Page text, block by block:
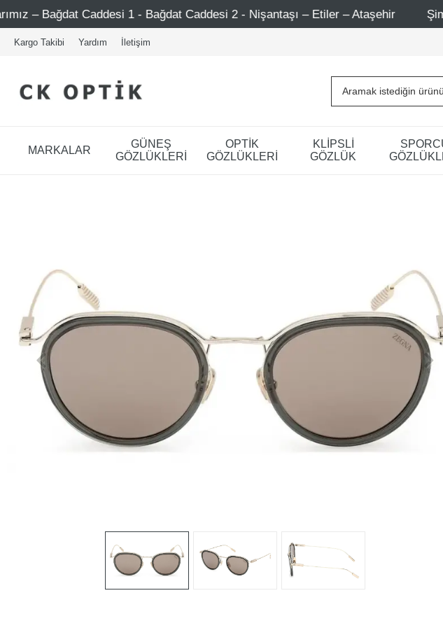
Caddesi 1 - Bağdat Caddesi 2 - Nişantaşı – Etiler – Ataşehir Şimdi Üye ol !
Kargo Takibi Yardım İletişim
MARKALAR
GÜNEŞ
GÖZLÜKLERİ
OPTİK
GÖZLÜKLERİ
KLİPSLİ
GÖZLÜK